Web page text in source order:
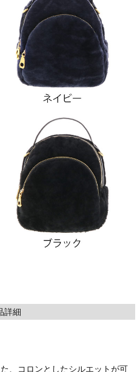
詳細
、コロンとしたシルエットが可